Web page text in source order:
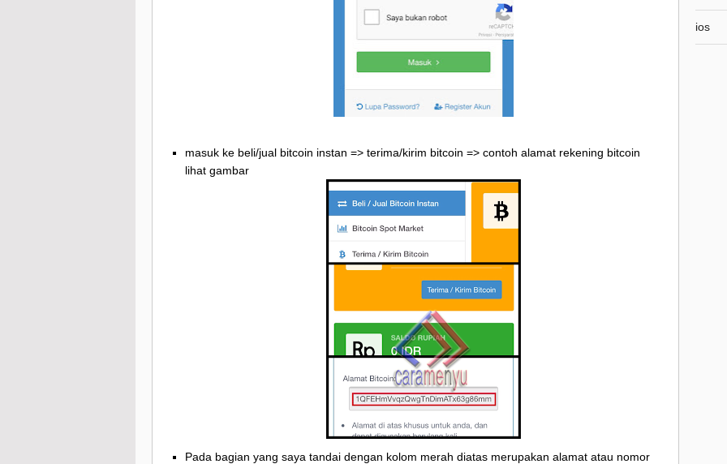
masuk ke beli/jual bitcoin instan => terima/kirim bitcoin => contoh alamat rekening bitcoin
lihat gambar
Pada bagian yang saya tandai dengan kolom merah diatas merupakan alamat atau nomor
ios